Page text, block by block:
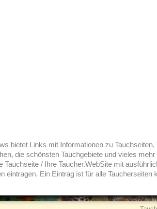
bietet Links mit Informationen zu
die schönsten Tauchgebiete und vieles
Tauchseite / Ihre Taucher.WebSite mit
eintragen. Ein Eintrag ist für alle Taucherseiten